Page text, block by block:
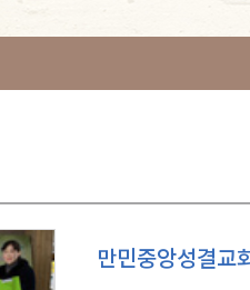
만민중앙성결교